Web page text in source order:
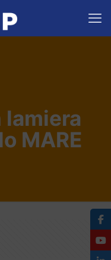
lamiera
MARE